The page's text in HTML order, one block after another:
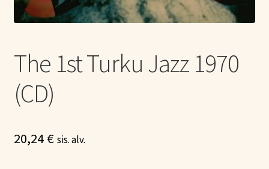
The 1st Turku Jazz 1970
(CD)
20,24 € sis. alv.